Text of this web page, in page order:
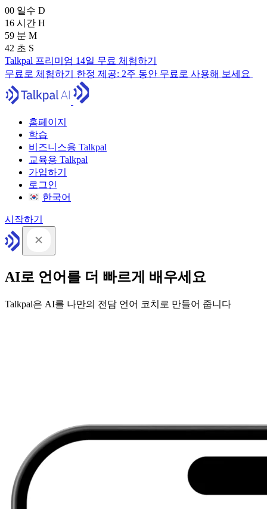
00 일수 D
16 시간 H
59 분 M
42 초 S
Talkpal 프리미엄 14일 무료 체험하기
무료로 체험하기 한정 제공: 2주 동안 무료로 사용해 보세요
홈페이지
학습
비즈니스용 Talkpal
교육용 Talkpal
가입하기
로그인
한국어
시작하기
AI로 언어를 더 빠르게 배우세요
Talkpal은 AI를 나만의 전담 언어 코치로 만들어 줍니다